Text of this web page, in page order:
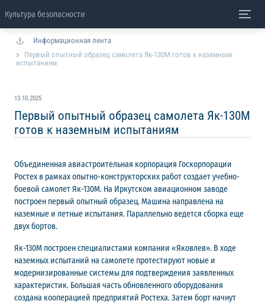
Культура безопасности
Информационная лента
Первый опытный образец самолета Як-130М готов к наземным
испытаниям
13.10.2025
Первый опытный образец самолета Як-130М
готов к наземным испытаниям
Объединенная авиастроительная корпорация Госкорпорации
Ростех в рамках опытно-конструкторских работ создает учебно-
боевой самолет Як-130М. На Иркутском авиационном заводе
построен первый опытный образец. Машина направлена на
наземные и летные испытания. Параллельно ведется сборка еще
двух бортов.
Як-130М построен специалистами компании «Яковлев». В ходе
наземных испытаний на самолете протестируют новые и
модернизированные системы для подтверждения заявленных
характеристик. Большая часть обновленного оборудования
создана кооперацией предприятий Ростеха. Затем борт начнут